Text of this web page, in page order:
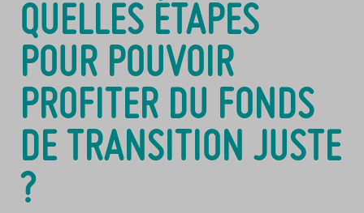
QUELLES ÉTAPES
POUR POUVOIR
PROFITER DU FONDS
DE TRANSITION JUSTE
?